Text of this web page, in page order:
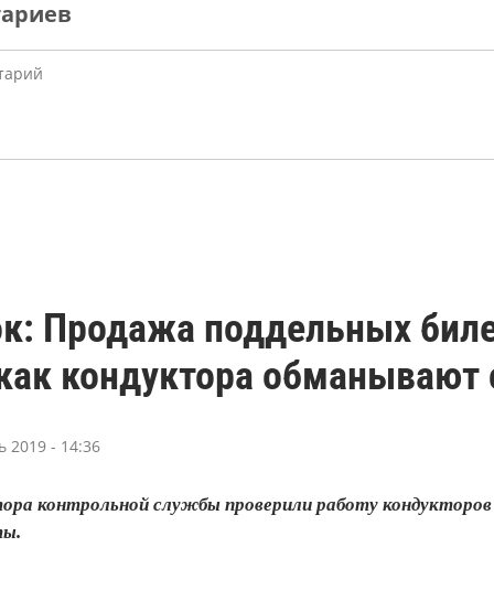
Продажа поддельных
кондуктора
2019 - 14:36
контрольной службы проверили работу